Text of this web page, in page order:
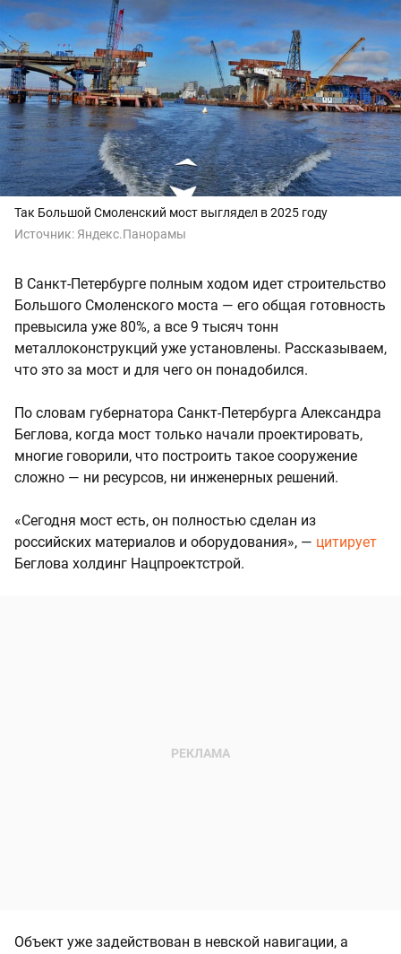
Так Большой Смоленский мост выглядел в 2025 году
Источник: Яндекс.Панорамы
В Санкт-Петербурге полным ходом идет строительство
Большого Смоленского моста — его общая готовность
превысила уже 80%, а все 9 тысяч тонн
металлоконструкций уже установлены. Рассказываем,
что это за мост и для чего он понадобился.
По словам губернатора Санкт-Петербурга Александра
Беглова, когда мост только начали проектировать,
многие говорили, что построить такое сооружение
сложно — ни ресурсов, ни инженерных решений.
«Сегодня мост есть, он полностью сделан из
российских материалов и оборудования», — цитирует
Беглова холдинг Нацпроектстрой.
Объект уже задействован в невской навигации, а